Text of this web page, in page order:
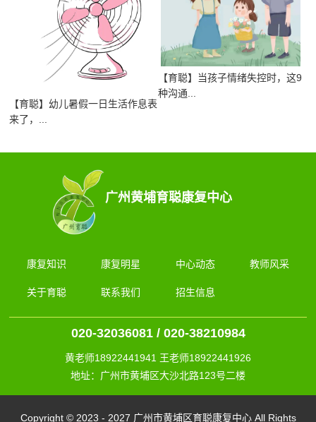
【育聪】幼儿暑假一日生活作息表
来了，...
【育聪】当孩子情绪失控时，这9
种沟通...
广州黄埔育聪康复中心
康复知识 康复明星 中心动态 教师风采
关于育聪 联系我们 招生信息
020-32036081 / 020-38210984
黄老师18922441941 王老师18922441926
地址：广州市黄埔区大沙北路123号二楼
Copyright © 2023 - 2027 广州市黄埔区育聪康复中心 All Rights